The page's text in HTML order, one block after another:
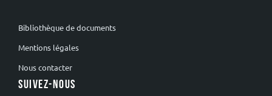
Bibliothèque de documents
Mentions légales
Nous contacter
SUIVEZ-NOUS